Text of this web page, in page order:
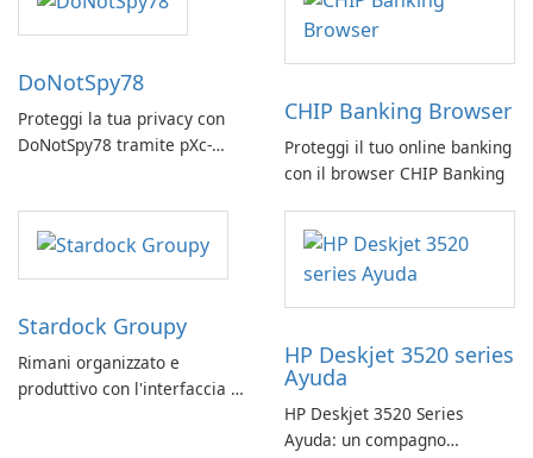
DoNotSpy78
Proteggi la tua privacy con
DoNotSpy78 tramite pXc-
CHIP Banking Browser
Proteggi il tuo online banking
con il browser CHIP Banking
Stardock Groupy
Rimani organizzato e
produttivo con l'interfaccia a
HP Deskjet 3520 series
Ayuda
HP Deskjet 3520 Series
Ayuda: un compagno